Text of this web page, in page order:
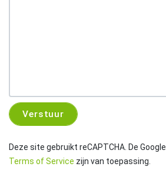
Deze site gebruikt reCAPTCHA. De Google
Terms of Service zijn van toepassing.